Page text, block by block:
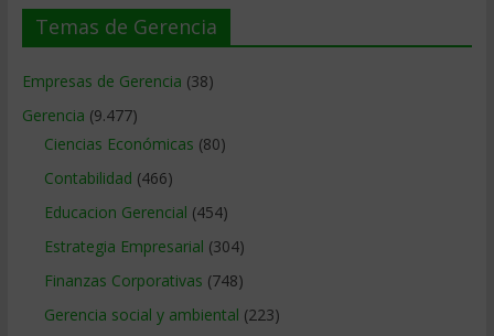
Temas de Gerencia
Empresas de Gerencia (38)
Gerencia (9.477)
Ciencias Económicas (80)
Contabilidad (466)
Educacion Gerencial (454)
Estrategia Empresarial (304)
Finanzas Corporativas (748)
Gerencia social y ambiental (223)